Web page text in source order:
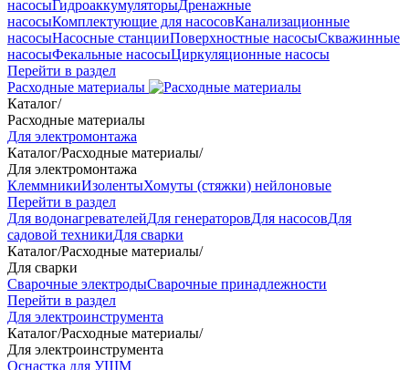
насосыГидроаккумуляторыДренажные
насосыКомплектующие для насосовКанализационные
насосыНасосные станцииПоверхностные насосыСкважинные
насосыФекальные насосыЦиркуляционные насосы
Перейти в раздел
Расходные материалы
Каталог/
Расходные материалы
Для электромонтажа
Каталог/Расходные материалы/
Для электромонтажа
КлеммникиИзолентыХомуты (стяжки) нейлоновые
Перейти в раздел
Для водонагревателейДля генераторовДля насосовДля
садовой техникиДля сварки
Каталог/Расходные материалы/
Для сварки
Сварочные электродыСварочные принадлежности
Перейти в раздел
Для электроинструмента
Каталог/Расходные материалы/
Для электроинструмента
Оснастка для УШМ